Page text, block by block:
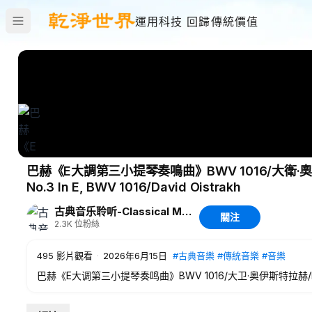
運用科技 回歸傳統價值
巴赫《E大調第三小提琴奏鳴曲》BWV 1016/大
No.3 In E, BWV 1016/David Oistrakh
古典音乐聆听-Classical Music Listening
2.3K 位粉絲
關注
495 影片觀看 · 2026年6月15日 #古典音樂 #傳統音樂 #音樂
巴赫《E大调第三小提琴奏鸣曲》BWV 1016/大卫·奥伊斯特